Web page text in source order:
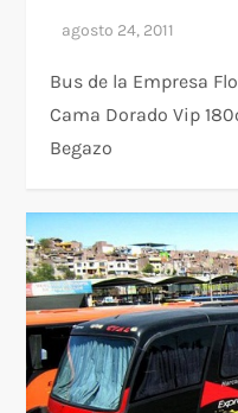
Bus de la Empresa
Cama Dorado Vip
Begazo